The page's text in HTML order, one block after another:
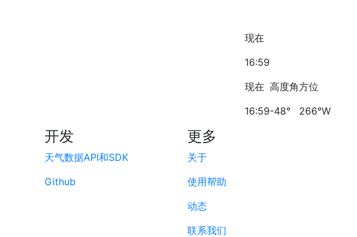
现在
16:59
现在
16:59
高度角
-48°
方位
266°W
开发
天气数据API和SDK
Github
更多
关于
使用帮助
动态
联系我们